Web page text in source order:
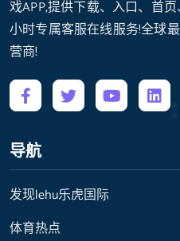
戏APP,提供下载、入口、首
小时专属客服在线服务!全球
营商!
导航
发现lehu乐虎国际
体育热点